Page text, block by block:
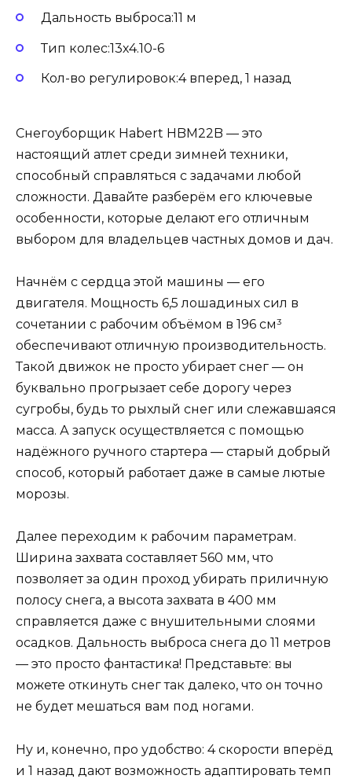
Дальность выброса:11 м
Тип колес:13х4.10-6
Кол-во регулировок:4 вперед, 1 назад
Снегоуборщик Habert HBM22B — это
настоящий атлет среди зимней техники,
способный справляться с задачами любой
сложности. Давайте разберём его ключевые
особенности, которые делают его отличным
выбором для владельцев частных домов и дач.
Начнём с сердца этой машины — его
двигателя. Мощность 6,5 лошадиных сил в
сочетании с рабочим объёмом в 196 см³
обеспечивают отличную производительность.
Такой движок не просто убирает снег — он
буквально прогрызает себе дорогу через
сугробы, будь то рыхлый снег или слежавшаяся
масса. А запуск осуществляется с помощью
надёжного ручного стартера — старый добрый
способ, который работает даже в самые лютые
морозы.
Далее переходим к рабочим параметрам.
Ширина захвата составляет 560 мм, что
позволяет за один проход убирать приличную
полосу снега, а высота захвата в 400 мм
справляется даже с внушительными слоями
осадков. Дальность выброса снега до 11 метров
— это просто фантастика! Представьте: вы
можете откинуть снег так далеко, что он точно
не будет мешаться вам под ногами.
Ну и, конечно, про удобство: 4 скорости вперёд
и 1 назад дают возможность адаптировать темп